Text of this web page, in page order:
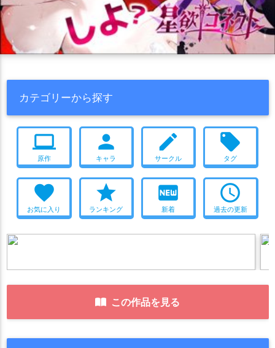
カテゴリーから探す
computer
原作
person
キャラ
create
サークル
local_offer
タグ
favorite
お気に入り
star
ランキング
fiber_new
新着
access_time
過去の更新
この作品を見る